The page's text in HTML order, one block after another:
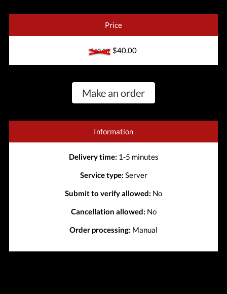
Price
$40.00$40.00
Make an order
Information
Delivery time: 1-5 minutes
Service type: Server
Submit to verify allowed: No
Cancellation allowed: No
Order processing: Manual